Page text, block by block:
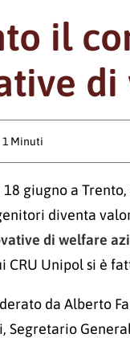
il
di
1 Minuti
18 giugno a
diventa
di welfare
CRU Unipol si è
da Alberto
Segretario